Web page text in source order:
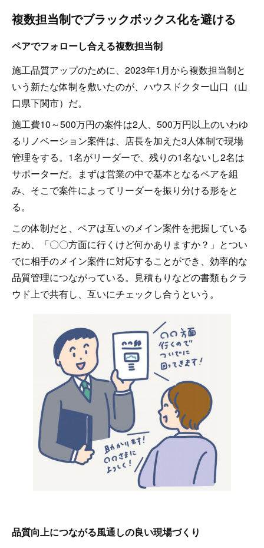
複数担当制でブラックボックス化を避ける
ペアでフォローし合える複数担当制
施工品質アップのために、2023年1月から複数担当制と
いう新たな体制を敷いたのが、ハウスドクター山口（山
口県下関市）だ。
施工費10～500万円の案件は2人、500万円以上のいわゆ
るリノベーション案件は、店長を加えた3人体制で現場
管理をする。1名がリーダーで、残りの1名ないし2名は
サポーターだ。まずは営業の中で基本となるペアを組
み、そこで案件によってリーダーを振り分ける形をと
る。
この体制だと、ペアは互いのメイン案件を把握している
ため、「〇〇方面に行くけど何かありますか？」とつい
でに相手のメイン案件に対応することができ、効率的な
品質管理につながっている。見積もりなどの書類もクラ
ウド上で共有し、互いにチェックし合うという。
品質向上につながる風通しの良い現場づくり